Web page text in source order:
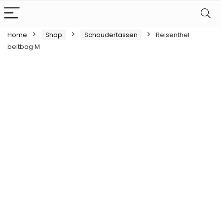
Home Shop Schoudertassen
Reisenthel
beltbag M